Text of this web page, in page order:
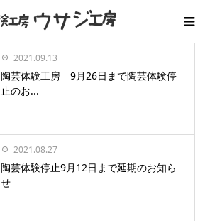
2021.09.13
陶芸体験工房 9月26日まで陶芸体験停
止のお...
2021.08.27
陶芸体験停止9月12日まで延期のお知ら
せ